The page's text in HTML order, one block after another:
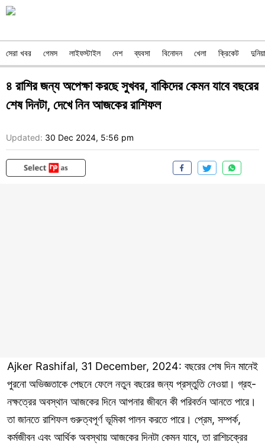
সেরা খবর গেমস লাইফস্টাইল দেশ ব্যবসা বিনোদন খেলা ক্রিকেট দুনিয়া
৪ রাশির জন্য অপেক্ষা করছে সুখবর, বাকিদের কেমন যাবে বছরের
শেষ দিনটা, দেখে নিন আজকের রাশিফল
Updated: 30 Dec 2024, 5:56 pm
Ajker Rashifal, 31 December, 2024: বছরের শেষ দিন মানেই
পুরনো অভিজ্ঞতাকে পেছনে ফেলে নতুন বছরের জন্য প্রস্তুতি নেওয়া। গ্রহ-
নক্ষত্রের অবস্থান আজকের দিনে আপনার জীবনে কী পরিবর্তন আনতে পারে।
তা জানতে রাশিফল গুরুত্বপূর্ণ ভূমিকা পালন করতে পারে। প্রেম, সম্পর্ক,
কর্মজীবন এবং আর্থিক অবস্থায় আজকের দিনটা কেমন যাবে, তা রাশিচক্রের